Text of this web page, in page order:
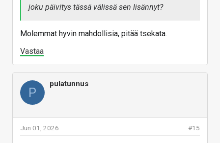
joku päivitys tässä välissä sen lisännyt?
Molemmat hyvin mahdollisia, pitää tsekata.
Vastaa
P
pulatunnus
#15
Jun 01, 2026